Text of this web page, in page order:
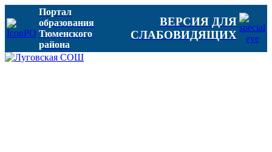
Портал
образования
Тюменского
района
ВЕРСИЯ ДЛЯ
СЛАБОВИДЯЩИХ